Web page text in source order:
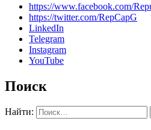
https://www.facebook.com/
https://twitter.com/RepCapG
LinkedIn
Telegram
Instagram
YouTube
Поиск
Найти: